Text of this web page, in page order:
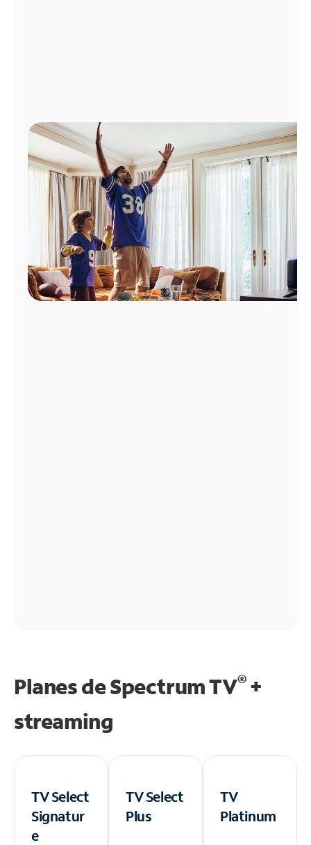
Planes de Spectrum TV®+
streaming
TV Select
Signatur
e
TV Select
Plus
TV
Platinum